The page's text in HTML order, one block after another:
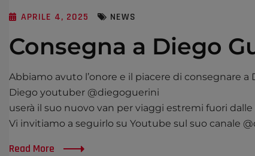
APRILE 4, 2025 NEWS
Consegna a Diego
Abbiamo avuto l’onore e il piacere di consegnare
Diego youtuber @diegoguerini
userà il suo nuovo van per viaggi estremi fuori
Vi invitiamo a seguirlo su Youtube sul suo canale
Read More